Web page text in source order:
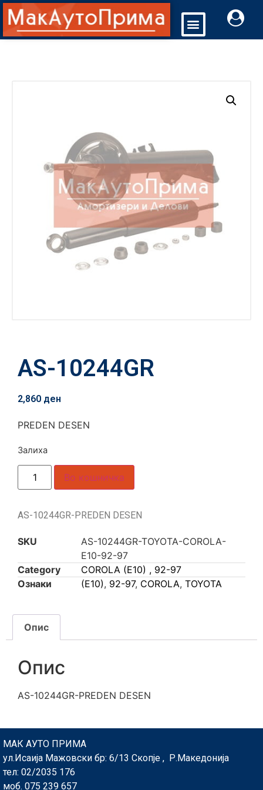
AS-10244GR
2,860 ден
PREDEN DESEN
Залиха
Во кошничка
AS-10244GR-PREDEN DESEN
SKU
AS-10244GR-TOYOTA-COROLA-
E10-92-97
Category
COROLA (E10) , 92-97
Ознаки
(E10), 92-97, COROLA, TOYOTA
Опис
Опис
AS-10244GR-PREDEN DESEN
МАК АУТО ПРИМА
ул.Исаија Мажовски бр: 6/13 Скопје , Р.Македонија
тел: 02/2035 176
моб. 075 239 657